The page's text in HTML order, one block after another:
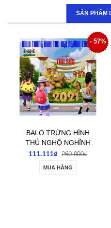
SẢN PHẨM
- 57%
BALO TRỨNG HÌNH
THÚ NGHỘ NGHĨNH
CHO BÉ
111.111₫ 260.000₫
MUA HÀNG